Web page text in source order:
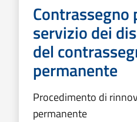
Contrassegno
servizio dei
del
permanente
Procedimento di
permanente